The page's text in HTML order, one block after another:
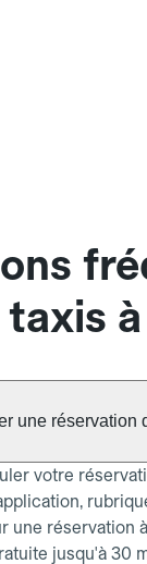
une réservation
votre
une réservation
jusqu'à 30